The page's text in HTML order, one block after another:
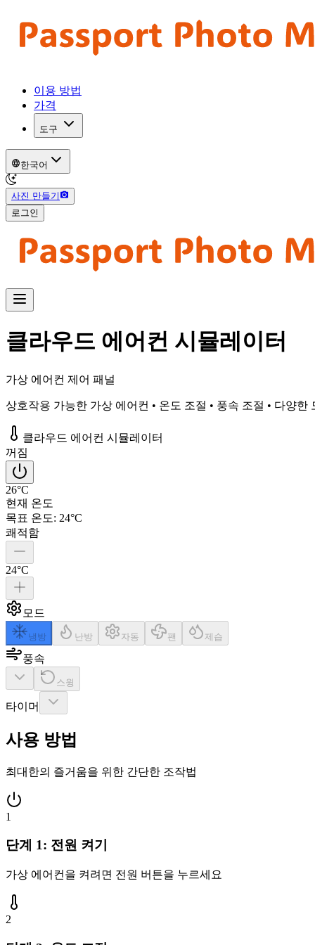
이용 방법
가격
도구
한국어
사진 만들기
로그인
클라우드 에어컨 시뮬레이터
가상 에어컨 제어 패널
상호작용 가능한 가상 에어컨 • 온도 조절 • 풍속 조절 • 다양한
클라우드 에어컨 시뮬레이터
꺼짐
26°C
현재 온도
목표 온도: 24°C
쾌적함
24°C
모드
냉방 난방 자동 팬 제습
풍속
스윙
타이머
사용 방법
최대한의 즐거움을 위한 간단한 조작법
1
단계 1: 전원 켜기
가상 에어컨을 켜려면 전원 버튼을 누르세요
2